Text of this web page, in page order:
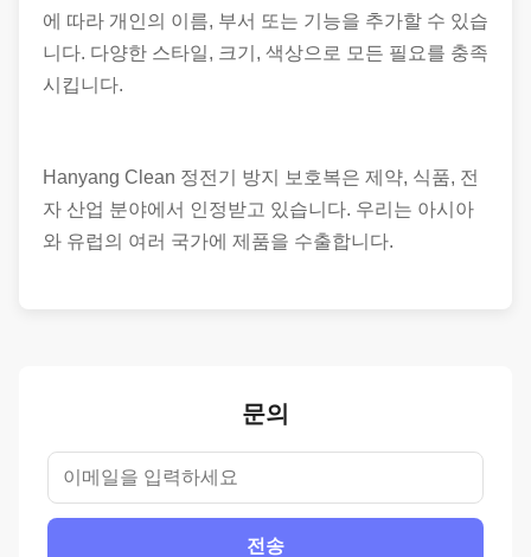
에 따라 개인의 이름, 부서 또는 기능을 추가할 수 있습
니다. 다양한 스타일, 크기, 색상으로 모든 필요를 충족
시킵니다.
Hanyang Clean 정전기 방지 보호복은 제약, 식품, 전
자 산업 분야에서 인정받고 있습니다. 우리는 아시아
와 유럽의 여러 국가에 제품을 수출합니다.
문의
전송